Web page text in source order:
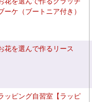
ーケ（ブートニア付き）
花を選んで作るリース
ッピング自習室【ラッピ